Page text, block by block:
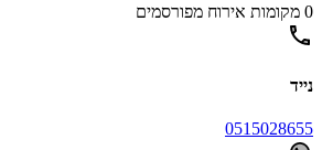
0 מקומות אירוח מפורסמים
נייד
0515028655